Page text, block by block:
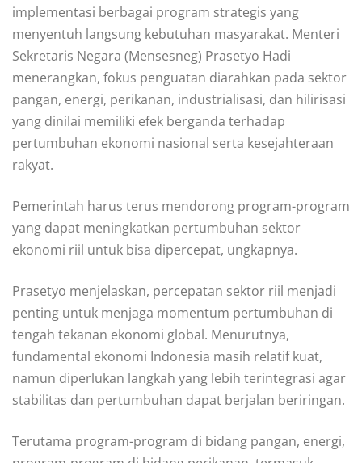
implementasi berbagai program strategis yang
menyentuh langsung kebutuhan masyarakat. Menteri
Sekretaris Negara (Mensesneg) Prasetyo Hadi
menerangkan, fokus penguatan diarahkan pada sektor
pangan, energi, perikanan, industrialisasi, dan hilirisasi
yang dinilai memiliki efek berganda terhadap
pertumbuhan ekonomi nasional serta kesejahteraan
rakyat.
Pemerintah harus terus mendorong program-program
yang dapat meningkatkan pertumbuhan sektor
ekonomi riil untuk bisa dipercepat, ungkapnya.
Prasetyo menjelaskan, percepatan sektor riil menjadi
penting untuk menjaga momentum pertumbuhan di
tengah tekanan ekonomi global. Menurutnya,
fundamental ekonomi Indonesia masih relatif kuat,
namun diperlukan langkah yang lebih terintegrasi agar
stabilitas dan pertumbuhan dapat berjalan beriringan.
Terutama program-program di bidang pangan, energi,